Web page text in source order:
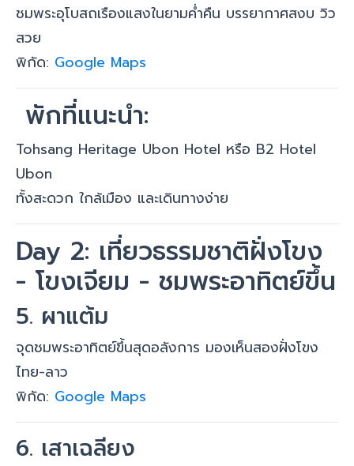
ชมพระอุโบสถเรืองแสงในยามค่ำคืน บรรยากาศสงบ วิว
สวย
พิกัด: Google Maps
️ พักที่แนะนำ:
Tohsang Heritage Ubon Hotel หรือ B2 Hotel
Ubon
ทั้งสะดวก ใกล้เมือง และเดินทางง่าย
Day 2: เที่ยวธรรมชาติฝั่งโขง
- โขงเจียม - ชมพระอาทิตย์ขึ้น
5. ผาแต้ม
จุดชมพระอาทิตย์ขึ้นสุดอลังการ มองเห็นสองฝั่งโขง
ไทย-ลาว
พิกัด: Google Maps
6. เสาเฉลียง